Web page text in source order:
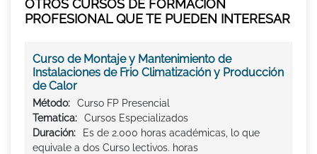
OTROS CURSOS DE FORMACIÓN
PROFESIONAL QUE TE PUEDEN INTERESAR
Curso de Montaje y Mantenimiento de
Instalaciones de Frio Climatización y Producción
de Calor
Método:
Curso FP Presencial
Tematica:
Cursos Especializados
Duración:
Es de 2.000 horas académicas, lo que
equivale a dos Curso lectivos. horas